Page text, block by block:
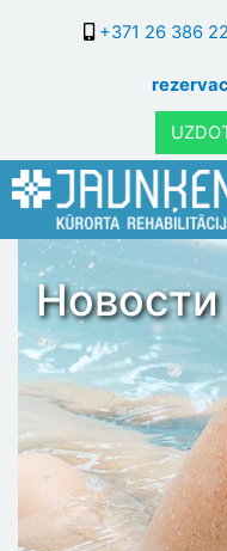
+371 26 386